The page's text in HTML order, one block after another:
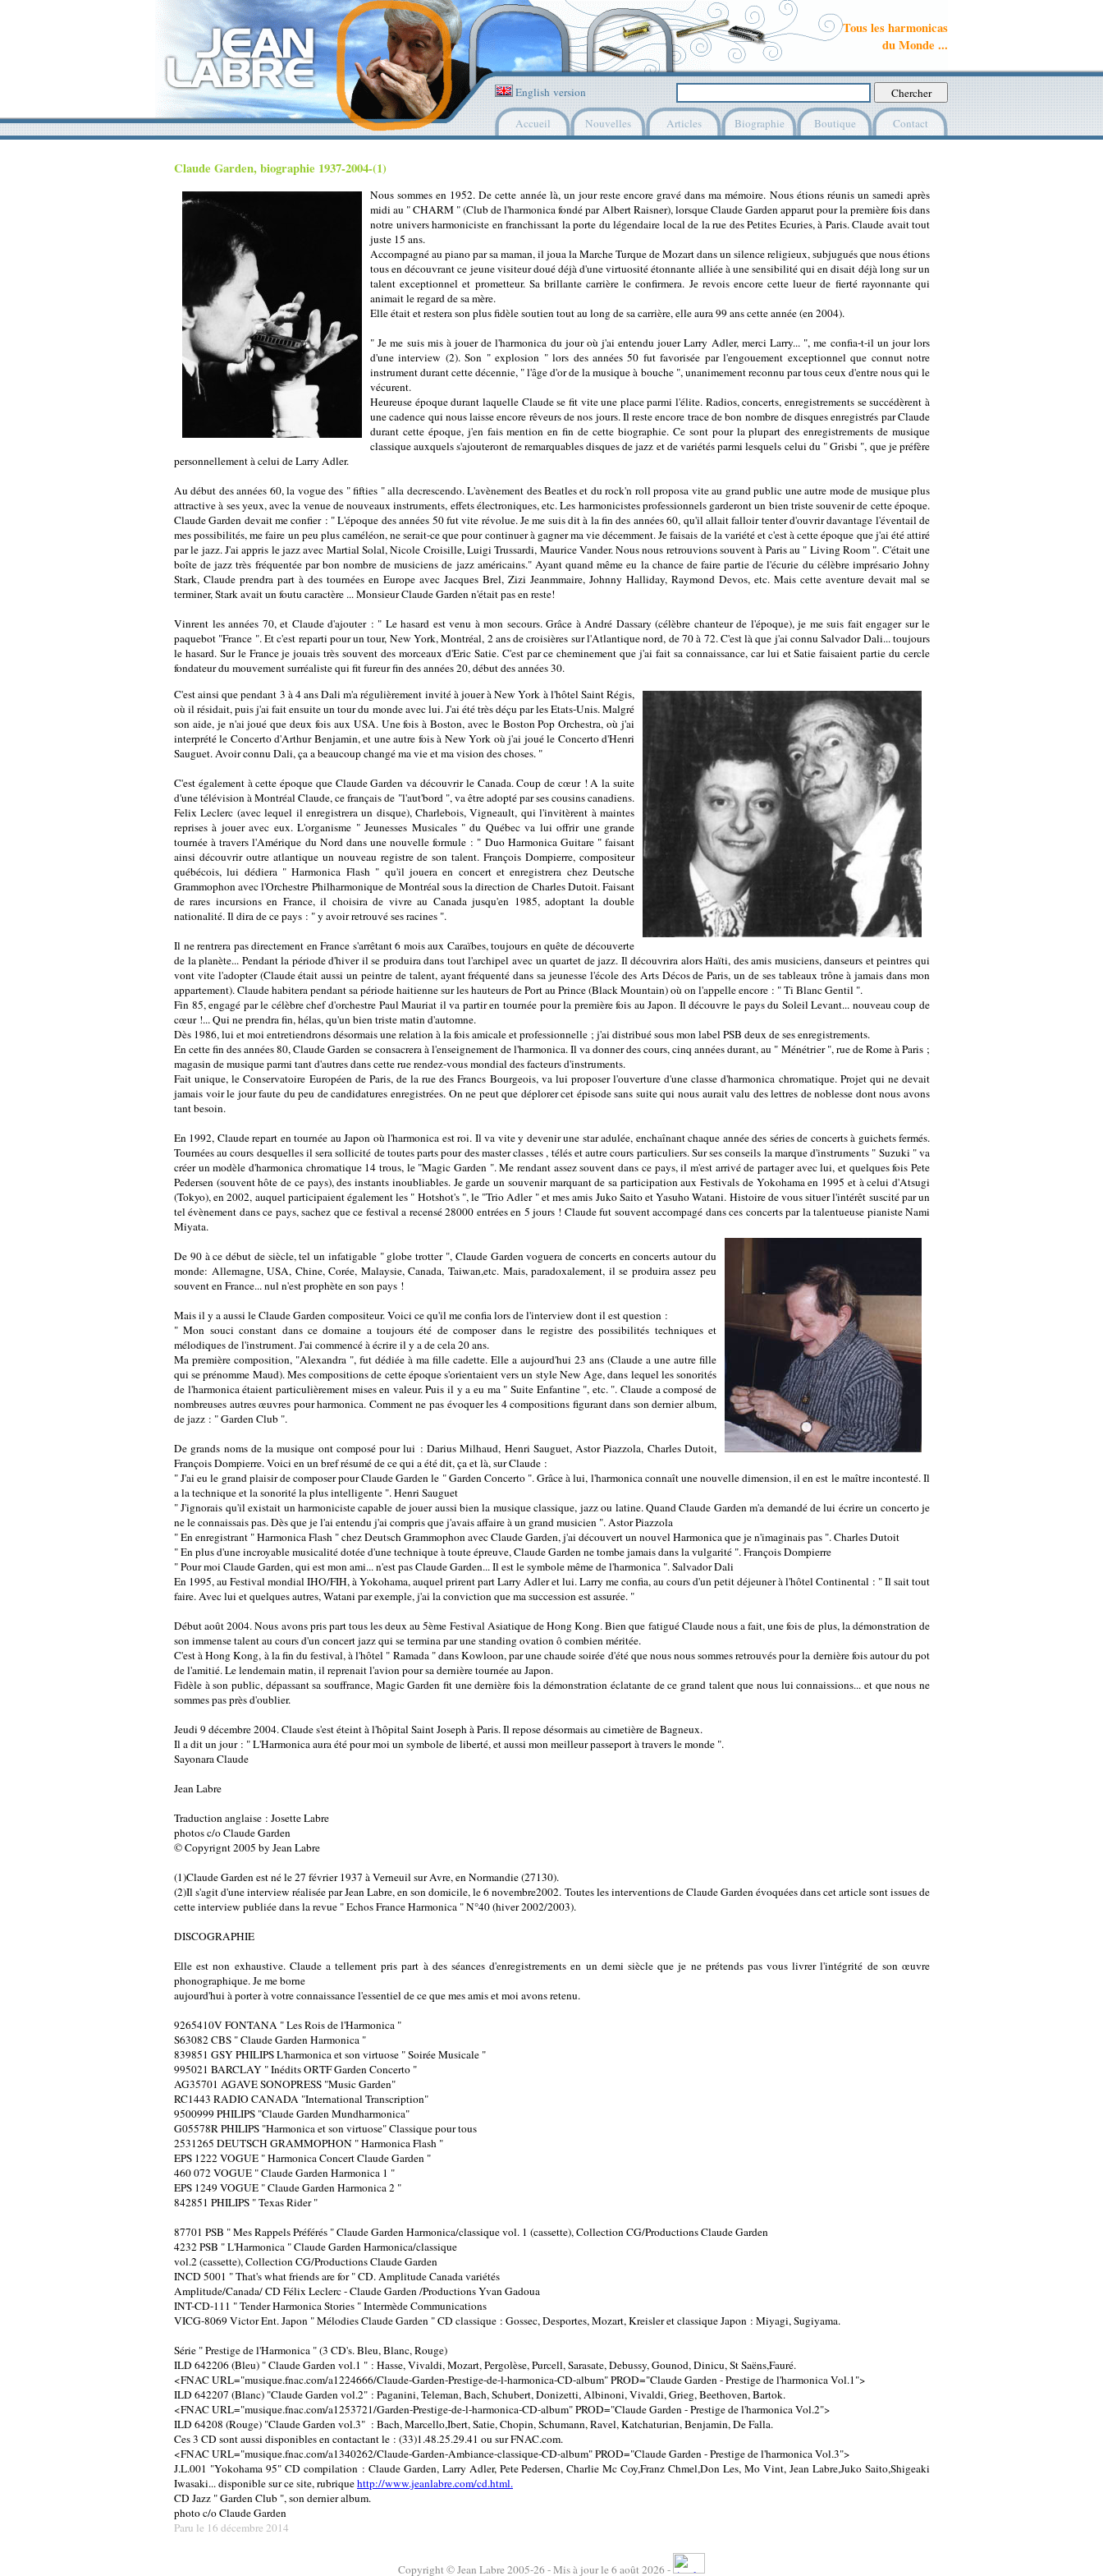
Tous les harmonicas
du Monde ...
English version
Accueil Nouvelles Articles Biographie Boutique Contact
Claude Garden, biographie 1937-2004-(1)
Nous sommes en 1952. De cette année là, un jour reste encore gravé dans ma mémoire. Nous étions réunis un samedi après
midi au " CHARM " (Club de l'harmonica fondé par Albert Raisner), lorsque Claude Garden apparut pour la première fois dans
notre univers harmoniciste en franchissant la porte du légendaire local de la rue des Petites Ecuries, à Paris. Claude avait tout
juste 15 ans.
Accompagné au piano par sa maman, il joua la Marche Turque de Mozart dans un silence religieux, subjugués que nous étions
tous en découvrant ce jeune visiteur doué déjà d'une virtuosité étonnante alliée à une sensibilité qui en disait déjà long sur un
talent exceptionnel et prometteur. Sa brillante carrière le confirmera. Je revois encore cette lueur de fierté rayonnante qui
animait le regard de sa mère.
Elle était et restera son plus fidèle soutien tout au long de sa carrière, elle aura 99 ans cette année (en 2004).
" Je me suis mis à jouer de l'harmonica du jour où j'ai entendu jouer Larry Adler, merci Larry... ", me confia-t-il un jour lors
d'une interview (2). Son " explosion " lors des années 50 fut favorisée par l'engouement exceptionnel que connut notre
instrument durant cette décennie, " l'âge d'or de la musique à bouche ", unanimement reconnu par tous ceux d'entre nous qui le
vécurent.
Heureuse époque durant laquelle Claude se fit vite une place parmi l'élite. Radios, concerts, enregistrements se succédèrent à
une cadence qui nous laisse encore rêveurs de nos jours. Il reste encore trace de bon nombre de disques enregistrés par Claude
durant cette époque, j'en fais mention en fin de cette biographie. Ce sont pour la plupart des enregistrements de musique
classique auxquels s'ajouteront de remarquables disques de jazz et de variétés parmi lesquels celui du " Grisbi ", que je préfère
personnellement à celui de Larry Adler.
Au début des années 60, la vogue des " fifties " alla decrescendo. L'avènement des Beatles et du rock'n roll proposa vite au grand public une autre mode de musique plus
attractive à ses yeux, avec la venue de nouveaux instruments, effets électroniques, etc. Les harmonicistes professionnels garderont un bien triste souvenir de cette époque.
Claude Garden devait me confier : " L'époque des années 50 fut vite révolue. Je me suis dit à la fin des années 60, qu'il allait falloir tenter d'ouvrir davantage l'éventail de
mes possibilités, me faire un peu plus caméléon, ne serait-ce que pour continuer à gagner ma vie décemment. Je faisais de la variété et c'est à cette époque que j'ai été attiré
par le jazz. J'ai appris le jazz avec Martial Solal, Nicole Croisille, Luigi Trussardi, Maurice Vander. Nous nous retrouvions souvent à Paris au " Living Room ". C'était une
boîte de jazz très fréquentée par bon nombre de musiciens de jazz américains." Ayant quand même eu la chance de faire partie de l'écurie du célèbre imprésario Johny
Stark, Claude prendra part à des tournées en Europe avec Jacques Brel, Zizi Jeanmmaire, Johnny Halliday, Raymond Devos, etc. Mais cette aventure devait mal se
terminer, Stark avait un foutu caractère ... Monsieur Claude Garden n'était pas en reste!
Vinrent les années 70, et Claude d'ajouter : " Le hasard est venu à mon secours. Grâce à André Dassary (célèbre chanteur de l'époque), je me suis fait engager sur le
paquebot "France ". Et c'est reparti pour un tour, New York, Montréal, 2 ans de croisières sur l'Atlantique nord, de 70 à 72. C'est là que j'ai connu Salvador Dali... toujours
le hasard. Sur le France je jouais très souvent des morceaux d'Eric Satie. C'est par ce cheminement que j'ai fait sa connaissance, car lui et Satie faisaient partie du cercle
fondateur du mouvement surréaliste qui fit fureur fin des années 20, début des années 30.
C'est ainsi que pendant 3 à 4 ans Dali m'a régulièrement invité à jouer à New York à l'hôtel Saint Régis,
où il résidait, puis j'ai fait ensuite un tour du monde avec lui. J'ai été très déçu par les Etats-Unis. Malgré
son aide, je n'ai joué que deux fois aux USA. Une fois à Boston, avec le Boston Pop Orchestra, où j'ai
interprété le Concerto d'Arthur Benjamin, et une autre fois à New York où j'ai joué le Concerto d'Henri
Sauguet. Avoir connu Dali, ça a beaucoup changé ma vie et ma vision des choses. "
C'est également à cette époque que Claude Garden va découvrir le Canada. Coup de cœur ! A la suite
d'une télévision à Montréal Claude, ce français de "l'aut'bord ", va être adopté par ses cousins canadiens.
Felix Leclerc (avec lequel il enregistrera un disque), Charlebois, Vigneault, qui l'invitèrent à maintes
reprises à jouer avec eux. L'organisme " Jeunesses Musicales " du Québec va lui offrir une grande
tournée à travers l'Amérique du Nord dans une nouvelle formule : " Duo Harmonica Guitare " faisant
ainsi découvrir outre atlantique un nouveau registre de son talent. François Dompierre, compositeur
québécois, lui dédiera " Harmonica Flash " qu'il jouera en concert et enregistrera chez Deutsche
Grammophon avec l'Orchestre Philharmonique de Montréal sous la direction de Charles Dutoit. Faisant
de rares incursions en France, il choisira de vivre au Canada jusqu'en 1985, adoptant la double
nationalité. Il dira de ce pays : " y avoir retrouvé ses racines ".
Il ne rentrera pas directement en France s'arrêtant 6 mois aux Caraïbes, toujours en quête de découverte
de la planète... Pendant la période d'hiver il se produira dans tout l'archipel avec un quartet de jazz. Il découvrira alors Haïti, des amis musiciens, danseurs et peintres qui
vont vite l'adopter (Claude était aussi un peintre de talent, ayant fréquenté dans sa jeunesse l'école des Arts Décos de Paris, un de ses tableaux trône à jamais dans mon
appartement). Claude habitera pendant sa période haitienne sur les hauteurs de Port au Prince (Black Mountain) où on l'appelle encore : " Ti Blanc Gentil ".
Fin 85, engagé par le célèbre chef d'orchestre Paul Mauriat il va partir en tournée pour la première fois au Japon. Il découvre le pays du Soleil Levant... nouveau coup de
cœur !... Qui ne prendra fin, hélas, qu'un bien triste matin d'automne.
Dès 1986, lui et moi entretiendrons désormais une relation à la fois amicale et professionnelle ; j'ai distribué sous mon label PSB deux de ses enregistrements.
En cette fin des années 80, Claude Garden se consacrera à l'enseignement de l'harmonica. Il va donner des cours, cinq années durant, au " Ménétrier ", rue de Rome à Paris ;
magasin de musique parmi tant d'autres dans cette rue rendez-vous mondial des facteurs d'instruments.
Fait unique, le Conservatoire Européen de Paris, de la rue des Francs Bourgeois, va lui proposer l'ouverture d'une classe d'harmonica chromatique. Projet qui ne devait
jamais voir le jour faute du peu de candidatures enregistrées. On ne peut que déplorer cet épisode sans suite qui nous aurait valu des lettres de noblesse dont nous avons
tant besoin.
En 1992, Claude repart en tournée au Japon où l'harmonica est roi. Il va vite y devenir une star adulée, enchaînant chaque année des séries de concerts à guichets fermés.
Tournées au cours desquelles il sera sollicité de toutes parts pour des master classes , télés et autre cours particuliers. Sur ses conseils la marque d'instruments " Suzuki " va
créer un modèle d'harmonica chromatique 14 trous, le "Magic Garden ". Me rendant assez souvent dans ce pays, il m'est arrivé de partager avec lui, et quelques fois Pete
Pedersen (souvent hôte de ce pays), des instants inoubliables. Je garde un souvenir marquant de sa participation aux Festivals de Yokohama en 1995 et à celui d'Atsugi
(Tokyo), en 2002, auquel participaient également les " Hotshot's ", le "Trio Adler " et mes amis Juko Saito et Yasuho Watani. Histoire de vous situer l'intérêt suscité par un
tel évènement dans ce pays, sachez que ce festival a recensé 28000 entrées en 5 jours ! Claude fut souvent accompagé dans ces concerts par la talentueuse pianiste Nami
Miyata.
De 90 à ce début de siècle, tel un infatigable " globe trotter ", Claude Garden voguera de concerts en concerts autour du
monde: Allemagne, USA, Chine, Corée, Malaysie, Canada, Taiwan,etc. Mais, paradoxalement, il se produira assez peu
souvent en France... nul n'est prophète en son pays !
Mais il y a aussi le Claude Garden compositeur. Voici ce qu'il me confia lors de l'interview dont il est question :
" Mon souci constant dans ce domaine a toujours été de composer dans le registre des possibilités techniques et
mélodiques de l'instrument. J'ai commencé à écrire il y a de cela 20 ans.
Ma première composition, "Alexandra ", fut dédiée à ma fille cadette. Elle a aujourd'hui 23 ans (Claude a une autre fille
qui se prénomme Maud). Mes compositions de cette époque s'orientaient vers un style New Age, dans lequel les sonorités
de l'harmonica étaient particulièrement mises en valeur. Puis il y a eu ma " Suite Enfantine ", etc. ". Claude a composé de
nombreuses autres œuvres pour harmonica. Comment ne pas évoquer les 4 compositions figurant dans son dernier album,
de jazz : " Garden Club ".
De grands noms de la musique ont composé pour lui : Darius Milhaud, Henri Sauguet, Astor Piazzola, Charles Dutoit,
François Dompierre. Voici en un bref résumé de ce qui a été dit, ça et là, sur Claude :
" J'ai eu le grand plaisir de composer pour Claude Garden le " Garden Concerto ". Grâce à lui, l'harmonica connaît une nouvelle dimension, il en est le maître incontesté. Il
a la technique et la sonorité la plus intelligente ". Henri Sauguet
" J'ignorais qu'il existait un harmoniciste capable de jouer aussi bien la musique classique, jazz ou latine. Quand Claude Garden m'a demandé de lui écrire un concerto je
ne le connaissais pas. Dès que je l'ai entendu j'ai compris que j'avais affaire à un grand musicien ". Astor Piazzola
" En enregistrant " Harmonica Flash " chez Deutsch Grammophon avec Claude Garden, j'ai découvert un nouvel Harmonica que je n'imaginais pas ". Charles Dutoit
" En plus d'une incroyable musicalité dotée d'une technique à toute épreuve, Claude Garden ne tombe jamais dans la vulgarité ". François Dompierre
" Pour moi Claude Garden, qui est mon ami... n'est pas Claude Garden... Il est le symbole même de l'harmonica ". Salvador Dali
En 1995, au Festival mondial IHO/FIH, à Yokohama, auquel prirent part Larry Adler et lui. Larry me confia, au cours d'un petit déjeuner à l'hôtel Continental : " Il sait tout
faire. Avec lui et quelques autres, Watani par exemple, j'ai la conviction que ma succession est assurée. "
Début août 2004. Nous avons pris part tous les deux au 5ème Festival Asiatique de Hong Kong. Bien que fatigué Claude nous a fait, une fois de plus, la démonstration de
son immense talent au cours d'un concert jazz qui se termina par une standing ovation ô combien méritée.
C'est à Hong Kong, à la fin du festival, à l'hôtel " Ramada " dans Kowloon, par une chaude soirée d'été que nous nous sommes retrouvés pour la dernière fois autour du pot
de l'amitié. Le lendemain matin, il reprenait l'avion pour sa dernière tournée au Japon.
Fidèle à son public, dépassant sa souffrance, Magic Garden fit une dernière fois la démonstration éclatante de ce grand talent que nous lui connaissions... et que nous ne
sommes pas près d'oublier.
Jeudi 9 décembre 2004. Claude s'est éteint à l'hôpital Saint Joseph à Paris. Il repose désormais au cimetière de Bagneux.
Il a dit un jour : " L'Harmonica aura été pour moi un symbole de liberté, et aussi mon meilleur passeport à travers le monde ".
Sayonara Claude
Jean Labre
Traduction anglaise : Josette Labre
photos c/o Claude Garden
© Copyrignt 2005 by Jean Labre
(1)Claude Garden est né le 27 février 1937 à Verneuil sur Avre, en Normandie (27130).
(2)Il s'agit d'une interview réalisée par Jean Labre, en son domicile, le 6 novembre2002. Toutes les interventions de Claude Garden évoquées dans cet article sont issues de
cette interview publiée dans la revue " Echos France Harmonica " N°40 (hiver 2002/2003).
DISCOGRAPHIE
Elle est non exhaustive. Claude a tellement pris part à des séances d'enregistrements en un demi siècle que je ne prétends pas vous livrer l'intégrité de son œuvre
phonographique. Je me borne
aujourd'hui à porter à votre connaissance l'essentiel de ce que mes amis et moi avons retenu.
9265410V FONTANA " Les Rois de l'Harmonica "
S63082 CBS " Claude Garden Harmonica "
839851 GSY PHILIPS L'harmonica et son virtuose " Soirée Musicale "
995021 BARCLAY " Inédits ORTF Garden Concerto "
AG35701 AGAVE SONOPRESS "Music Garden"
RC1443 RADIO CANADA "International Transcription"
9500999 PHILIPS "Claude Garden Mundharmonica"
G05578R PHILIPS "Harmonica et son virtuose" Classique pour tous
2531265 DEUTSCH GRAMMOPHON " Harmonica Flash "
EPS 1222 VOGUE " Harmonica Concert Claude Garden "
460 072 VOGUE " Claude Garden Harmonica 1 "
EPS 1249 VOGUE " Claude Garden Harmonica 2 "
842851 PHILIPS " Texas Rider "
87701 PSB " Mes Rappels Préférés " Claude Garden Harmonica/classique vol. 1 (cassette), Collection CG/Productions Claude Garden
4232 PSB " L'Harmonica " Claude Garden Harmonica/classique
vol.2 (cassette), Collection CG/Productions Claude Garden
INCD 5001 " That's what friends are for " CD. Amplitude Canada variétés
Amplitude/Canada/ CD Félix Leclerc - Claude Garden /Productions Yvan Gadoua
INT-CD-111 " Tender Harmonica Stories " Intermède Communications
VICG-8069 Victor Ent. Japon " Mélodies Claude Garden " CD classique : Gossec, Desportes, Mozart, Kreisler et classique Japon : Miyagi, Sugiyama.
Série " Prestige de l'Harmonica " (3 CD's. Bleu, Blanc, Rouge)
ILD 642206 (Bleu) " Claude Garden vol.1 " : Hasse, Vivaldi, Mozart, Pergolèse, Purcell, Sarasate, Debussy, Gounod, Dinicu, St Saëns,Fauré.
<FNAC URL="musique.fnac.com/a1224666/Claude-Garden-Prestige-de-l-harmonica-CD-album" PROD="Claude Garden - Prestige de l'harmonica Vol.1">
ILD 642207 (Blanc) "Claude Garden vol.2" : Paganini, Teleman, Bach, Schubert, Donizetti, Albinoni, Vivaldi, Grieg, Beethoven, Bartok.
<FNAC URL="musique.fnac.com/a1253721/Garden-Prestige-de-l-harmonica-CD-album" PROD="Claude Garden - Prestige de l'harmonica Vol.2">
ILD 64208 (Rouge) "Claude Garden vol.3" : Bach, Marcello,Ibert, Satie, Chopin, Schumann, Ravel, Katchaturian, Benjamin, De Falla.
Ces 3 CD sont aussi disponibles en contactant le : (33)1.48.25.29.41 ou sur FNAC.com.
<FNAC URL="musique.fnac.com/a1340262/Claude-Garden-Ambiance-classique-CD-album" PROD="Claude Garden - Prestige de l'harmonica Vol.3">
J.L.001 "Yokohama 95" CD compilation : Claude Garden, Larry Adler, Pete Pedersen, Charlie Mc Coy,Franz Chmel,Don Les, Mo Vint, Jean Labre,Juko Saito,Shigeaki
Iwasaki... disponible sur ce site, rubriquehttp://www.jeanlabre.com/cd.html.
CD Jazz " Garden Club ", son dernier album.
photo c/o Claude Garden
Paru le 16 décembre 2014
Copyright © Jean Labre 2005-26 - Mis à jour le 6 août 2026 -